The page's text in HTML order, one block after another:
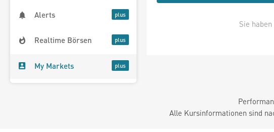
Alerts
Realtime Börsen
My Markets
Sie
Alle Kursinformationen sind